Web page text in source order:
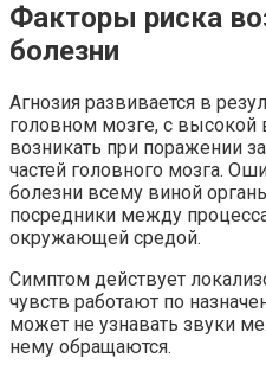
Факторы риска
болезни
Агнозия развивается в
головном мозге, с
возникать при поражении
частей головного мозга.
болезни всему виной
посредники между
окружающей средой.
Симптом действует
чувств работают по
может не узнавать звуки
нему обращаются.